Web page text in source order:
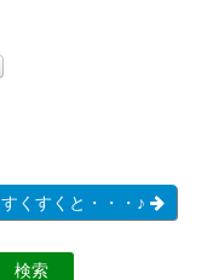
すくすくと・・・♪